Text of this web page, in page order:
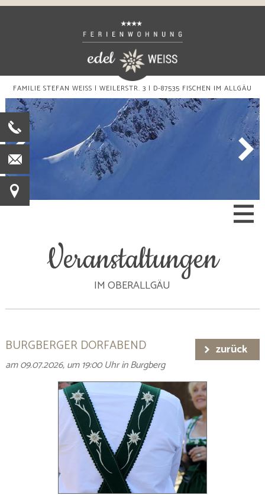
direkt zur Navigation
direkt zum Inhalt
FAMILIE STEFAN WEISS | WEILERSTR. 3 | D-87535 FISCHEN IM ALLGÄU
Veranstaltungen
IM OBERALLGÄU
zurück
BURGBERGER DORFABEND
am 09.07.2026, um 19:00 Uhr in Burgberg
+49
8236
Kontakt